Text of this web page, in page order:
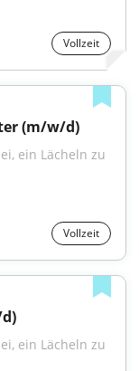
Vollzeit
(m/w/d)
ein Lächeln zu
Vollzeit
ein Lächeln zu